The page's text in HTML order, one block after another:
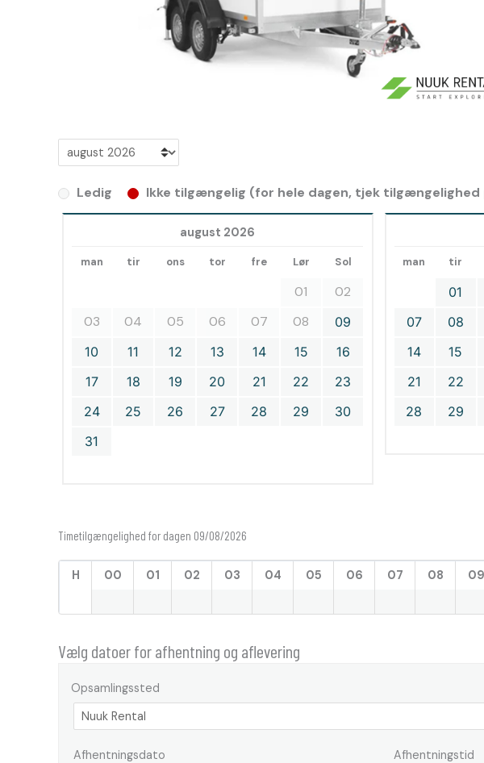
Ledig Ikke tilgængelig (for hele dagen, tjek tilgængelighed
august 2026
man tir ons tor fre Lør Sol
01
02
03
04 05 06 07 08
09
10
11 12 13 14 15
16
17
18 19 20 21 22
23
24
25 26 27 28 29
30
31
man tir
01
07
08
14
15
21
22
28
29
Timetilgængelighed for dagen 09/08/2026
H 00 01 02 03 04 05 06 07 08 09
Vælg datoer for afhentning og aflevering
Opsamlingssted
Afhentningsdato Afhentningstid